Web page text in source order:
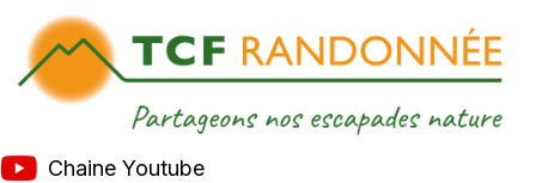
Chaine Youtube